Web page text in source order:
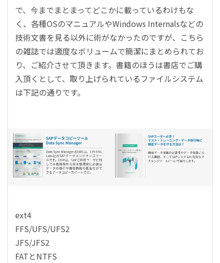
で、今までまとまってどこかに載っているわけもな
く、各種OSのマニュアルやWindows Internalsなどの
技術文書を見る以外に術がなかったのですが、こちら
の雑誌では適度なボリュームで簡潔にまとめられてお
り、ご紹介させて頂きます。書籍のほうは書店でご購
入頂くとして、取り上げられているファイルシステム
は下記の通りです。
ext4
FFS/UFS/UFS2
JFS/JFS2
FATとNTFS